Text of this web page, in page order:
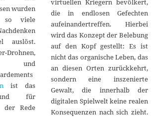
wurden
so viele
auslöst.
Drohnen,
und
ist das
und für
der Rede
die in endlosen Gefechten
aufeinandertreffen. Hierbei
wird das Konzept der Belebung
auf den Kopf gestellt: Es ist
nicht das organische Leben, das
an diesen Orten zurückkehrt,
sondern eine inszenierte
Gewalt, die innerhalb der
digitalen Spielwelt keine realen
Konsequenzen nach sich zieht.